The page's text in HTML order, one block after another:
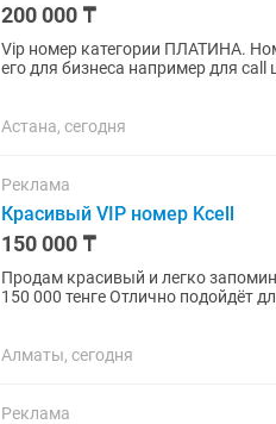
200 000 ₸
Vip номер категории ПЛАТИНА.
его для бизнеса например для call
Астана, сегодня
Реклама
Красивый VIP номер Kcell
150 000 ₸
Продам красивый и легко запоминающийся
150 000 тенге Отлично подойдёт для бизнеса, рекламы, личного использования или в качестве
Алматы, сегодня
Реклама